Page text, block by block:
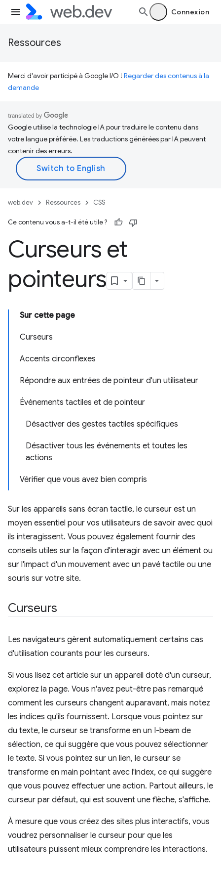
Connexion
Ressources
Merci d'avoir participé à Google I/O ! Regarder des contenus à la
demande
Google utilise la technologie IA pour traduire le contenu dans
votre langue préférée. Les traductions générées par IA peuvent
contenir des erreurs.
web.dev Ressources CSS
Ce contenu vous a-t-il été utile ?
Curseurs et
pointeurs
Sur cette page
Curseurs
Accents circonflexes
Répondre aux entrées de pointeur d'un utilisateur
Événements tactiles et de pointeur
Désactiver des gestes tactiles spécifiques
Désactiver tous les événements et toutes les
actions
Vérifier que vous avez bien compris
Sur les appareils sans écran tactile, le curseur est un
moyen essentiel pour vos utilisateurs de savoir avec quoi
ils interagissent. Vous pouvez également fournir des
conseils utiles sur la façon d'interagir avec un élément ou
sur l'impact d'un mouvement avec un pavé tactile ou une
souris sur votre site.
Curseurs
Les navigateurs gèrent automatiquement certains cas
d'utilisation courants pour les curseurs.
Si vous lisez cet article sur un appareil doté d'un curseur,
explorez la page. Vous n'avez peut-être pas remarqué
comment les curseurs changent auparavant, mais notez
les indices qu'ils fournissent. Lorsque vous pointez sur
du texte, le curseur se transforme en un I-beam de
sélection, ce qui suggère que vous pouvez sélectionner
le texte. Si vous pointez sur un lien, le curseur se
transforme en main pointant avec l'index, ce qui suggère
que vous pouvez effectuer une action. Partout ailleurs, le
curseur par défaut, qui est souvent une flèche, s'affiche.
À mesure que vous créez des sites plus interactifs, vous
voudrez personnaliser le curseur pour que les
utilisateurs puissent mieux comprendre les interactions.